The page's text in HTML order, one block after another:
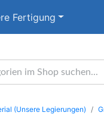
Fertigung
(Unsere Legierungen)